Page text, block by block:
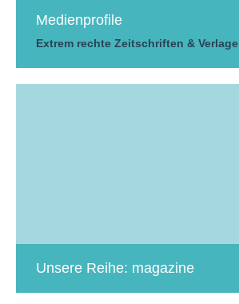
Medienprofile
Extrem rechte Zeitschriften & Verlage
Unsere Reihe: magazine